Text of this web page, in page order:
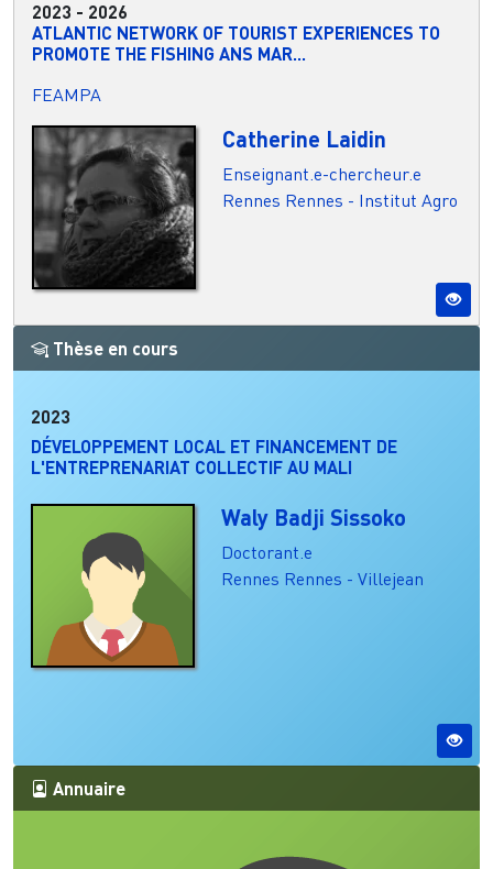
2023 - 2026
ATLANTIC NETWORK OF TOURIST EXPERIENCES TO
PROMOTE THE FISHING ANS MAR...
FEAMPA
Catherine Laidin
Enseignant.e-chercheur.e
Rennes Rennes - Institut Agro
Thèse en cours
2023
DÉVELOPPEMENT LOCAL ET FINANCEMENT DE
L'ENTREPRENARIAT COLLECTIF AU MALI
Waly Badji Sissoko
Doctorant.e
Rennes Rennes - Villejean
Annuaire